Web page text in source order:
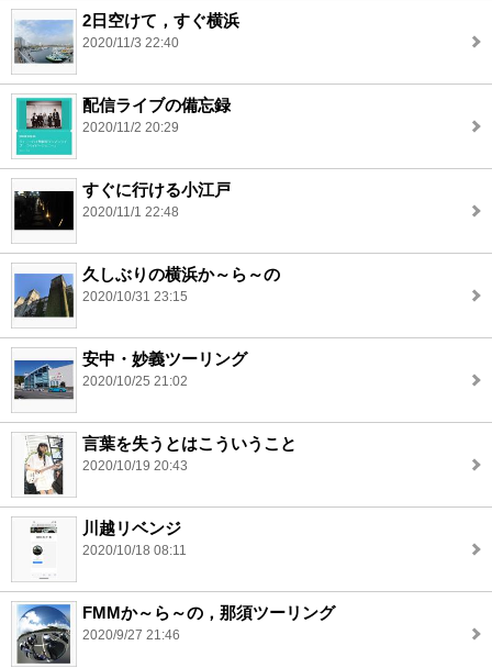
2日空けて，すぐ横浜
2020/11/3 22:40
配信ライブの備忘録
2020/11/2 20:29
すぐに行ける小江戸
2020/11/1 22:48
久しぶりの横浜か～ら～の
2020/10/31 23:15
安中・妙義ツーリング
2020/10/25 21:02
言葉を失うとはこういうこと
2020/10/19 20:43
川越リベンジ
2020/10/18 08:11
FMMか～ら～の，那須ツーリング
2020/9/27 21:46